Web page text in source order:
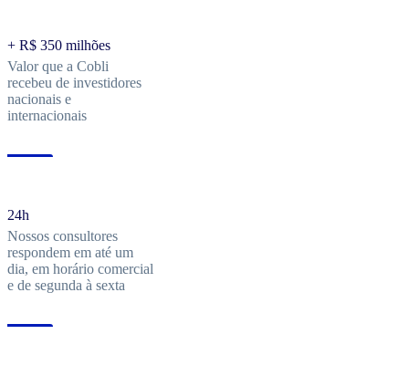
+ R$ 350 milhões
Valor que a Cobli
recebeu de investidores
nacionais e
internacionais
24h
Nossos consultores
respondem em até um
dia, em horário comercial
e de segunda à sexta